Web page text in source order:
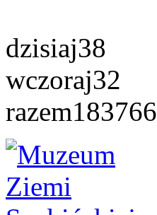
dzisiaj38
wczoraj32
razem183766